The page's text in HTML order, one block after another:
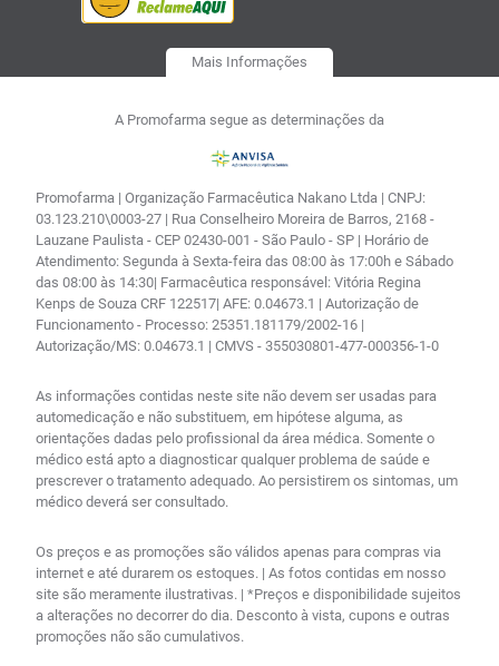
Mais Informações
A Promofarma segue as determinações da
Promofarma | Organização Farmacêutica Nakano Ltda | CNPJ:
03.123.210\0003-27 | Rua Conselheiro Moreira de Barros, 2168 -
Lauzane Paulista - CEP 02430-001 - São Paulo - SP | Horário de
Atendimento: Segunda à Sexta-feira das 08:00 às 17:00h e Sábado
das 08:00 às 14:30| Farmacêutica responsável: Vitória Regina
Kenps de Souza CRF 122517| AFE: 0.04673.1 | Autorização de
Funcionamento - Processo: 25351.181179/2002-16 |
Autorização/MS: 0.04673.1 | CMVS - 355030801-477-000356-1-0
As informações contidas neste site não devem ser usadas para
automedicação e não substituem, em hipótese alguma, as
orientações dadas pelo profissional da área médica. Somente o
médico está apto a diagnosticar qualquer problema de saúde e
prescrever o tratamento adequado. Ao persistirem os sintomas, um
médico deverá ser consultado.
Os preços e as promoções são válidos apenas para compras via
internet e até durarem os estoques. | As fotos contidas em nosso
site são meramente ilustrativas. | *Preços e disponibilidade sujeitos
a alterações no decorrer do dia. Desconto à vista, cupons e outras
promoções não são cumulativos.